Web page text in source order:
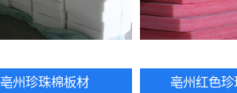
亳州珍珠棉板材 亳州红色